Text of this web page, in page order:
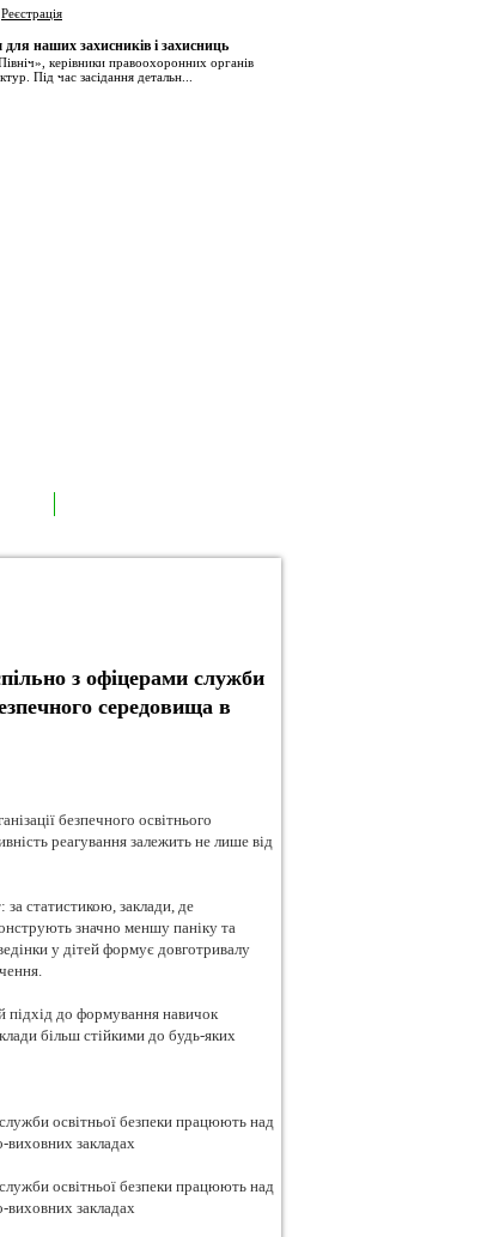
Реєстрація
наших захисників і захисниць
керівники правоохоронних органів
Під час засідання детальн...
з офіцерами служби
середовища в
безпечного освітнього
реагування залежить не лише від
статистикою, заклади, де
значно меншу паніку та
у дітей формує довготривалу
підхід до формування навичок
більш стійкими до будь-яких